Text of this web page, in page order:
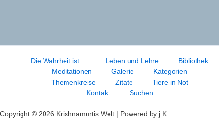
Die Wahrheit ist… Leben und Lehre
Bibliothek
Meditationen
Galerie
Kategorien
Themenkreise
Zitate
Tiere in Not
Kontakt
Suchen
Copyright © 2026 Krishnamurtis Welt | Powered by j.K.